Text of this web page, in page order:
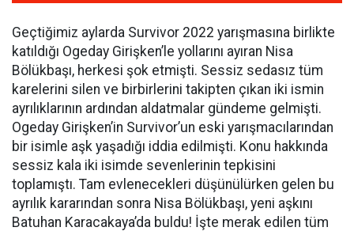
Geçtiğimiz aylarda Survivor 2022 yarışmasına birlikte
katıldığı Ogeday Girişken’le yollarını ayıran Nisa
Bölükbaşı, herkesi şok etmişti. Sessiz sedasız tüm
karelerini silen ve birbirlerini takipten çıkan iki ismin
ayrılıklarının ardından aldatmalar gündeme gelmişti.
Ogeday Girişken’in Survivor’un eski yarışmacılarından
bir isimle aşk yaşadığı iddia edilmişti. Konu hakkında
sessiz kala iki isimde sevenlerinin tepkisini
toplamıştı. Tam evlenecekleri düşünülürken gelen bu
ayrılık kararından sonra Nisa Bölükbaşı, yeni aşkını
Batuhan Karacakaya’da buldu! İşte merak edilen tüm